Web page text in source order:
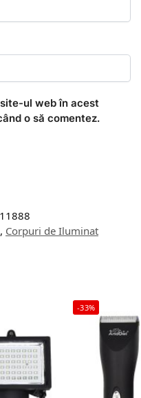
ul web în acest
o să comentez.
, Corpuri de Iluminat
-33%